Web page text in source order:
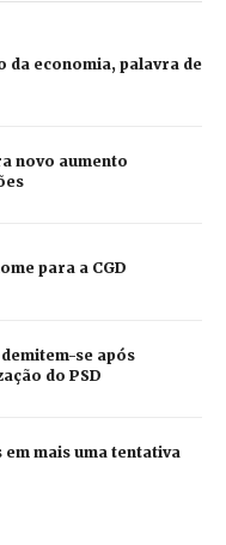
da economia, palavra de
novo aumento
para a CGD
se após
do PSD
em mais uma tentativa